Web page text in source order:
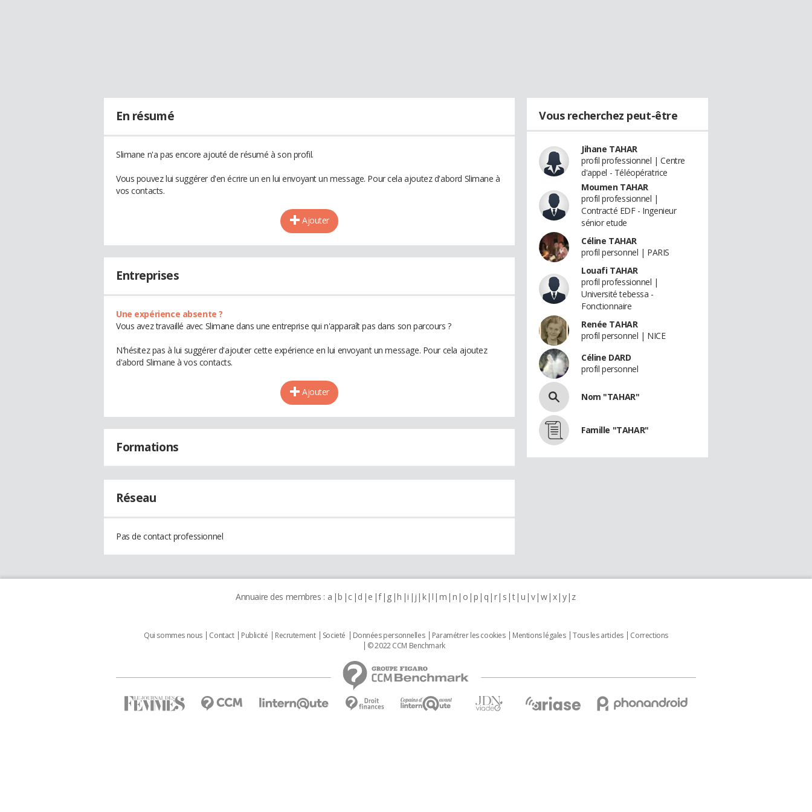
En résumé
Slimane n'a pas encore ajouté de résumé à son profil.
Vous pouvez lui suggérer d'en écrire un en lui envoyant un message. Pour cela ajoutez d'abord Slimane à
vos contacts.
Ajouter
Entreprises
Une expérience absente ?
Vous avez travaillé avec Slimane dans une entreprise qui n'apparaît pas dans son parcours ?
N'hésitez pas à lui suggérer d'ajouter cette expérience en lui envoyant un message. Pour cela ajoutez
d'abord Slimane à vos contacts.
Ajouter
Formations
Réseau
Pas de contact professionnel
Vous recherchez peut-être
Jihane TAHAR
profil professionnel | Centre
d'appel - Téléopératrice
Moumen TAHAR
profil professionnel |
Contracté EDF - Ingenieur
sénior etude
Céline TAHAR
profil personnel | PARIS
Louafi TAHAR
profil professionnel |
Université tebessa -
Fonctionnaire
Renée TAHAR
profil personnel | NICE
Céline DARD
profil personnel
Nom "TAHAR"
Famille "TAHAR"
Annuaire des membres : a b c d e f g h i j k l m n o p q r s t u v w x y z
Qui sommes nous Contact Publicité Recrutement Societé Données personnelles Paramétrer les cookies Mentions légales Tous les articles
Corrections
© 2022 CCM Benchmark